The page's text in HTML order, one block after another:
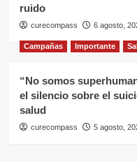
ruido
curecompass 6 agosto,
Campañas Importante
“No somos
el silencio sobre el
salud
curecompass 5 agosto,